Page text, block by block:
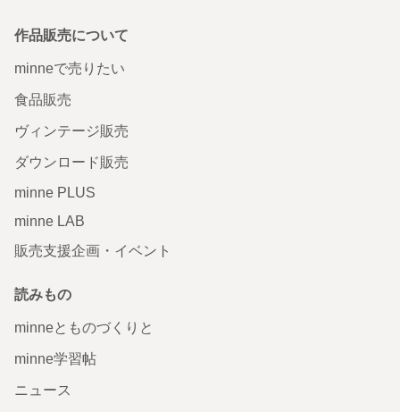
作品販売について
minneで売りたい
食品販売
ヴィンテージ販売
ダウンロード販売
minne PLUS
minne LAB
販売支援企画・イベント
読みもの
minneとものづくりと
minne学習帖
ニュース